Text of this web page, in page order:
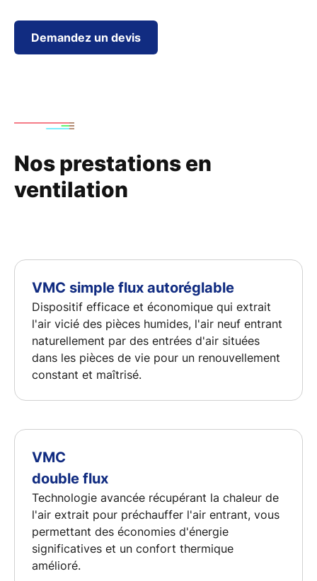
Demandez un devis
Nos prestations en
ventilation
VMC simple flux autoréglable
Dispositif efficace et économique qui extrait
l'air vicié des pièces humides, l'air neuf entrant
naturellement par des entrées d'air situées
dans les pièces de vie pour un renouvellement
constant et maîtrisé.
VMC
double flux
Technologie avancée récupérant la chaleur de
l'air extrait pour préchauffer l'air entrant, vous
permettant des économies d'énergie
significatives et un confort thermique
amélioré.